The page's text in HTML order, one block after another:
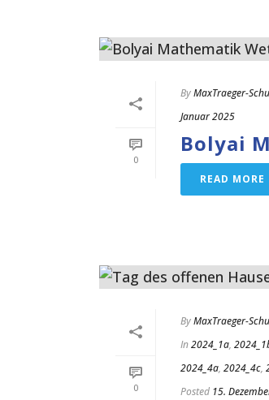
0
ByMaxTraeger-
Januar 2025
Bolyai
READ MORE
0
ByMaxTraeger-
In2024_1a,
2024_4a, 2024_4c,
Posted 15.